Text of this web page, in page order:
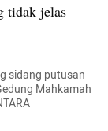
tidak jelas
sidang putusan
Mahkamah